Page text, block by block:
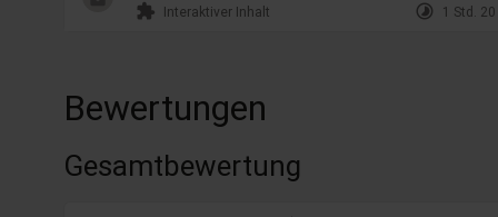
extension Interaktiver Inhalt timelapse 1 Std.
Bewertungen
Gesamtbewertung